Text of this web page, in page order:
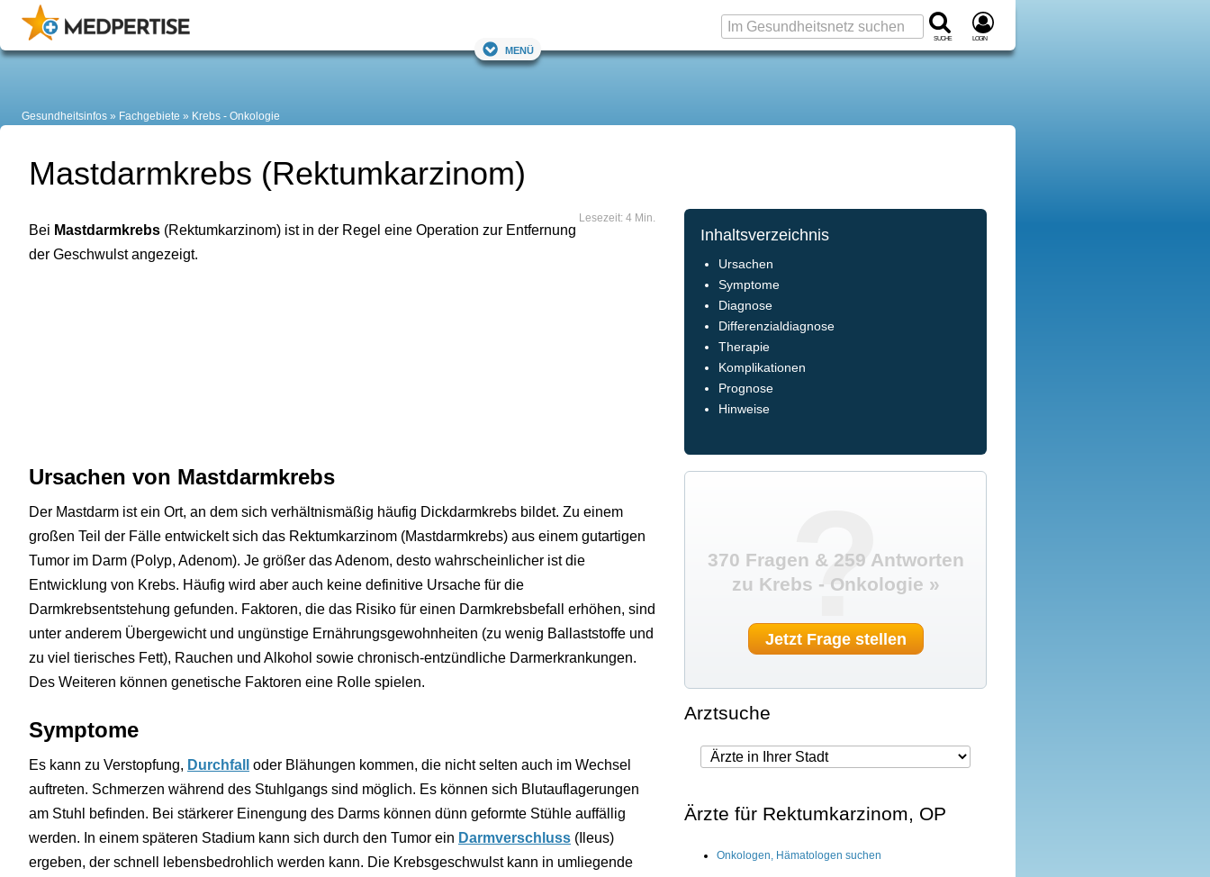
Suche Login
Menü
Gesundheitsinfos Fachgebiete Krebs - Onkologie
Mastdarmkrebs (Rektumkarzinom)
Lesezeit: 4 Min.
Bei Mastdarmkrebs (Rektumkarzinom) ist in der Regel eine Operation zur Entfernung
der Geschwulst angezeigt.
Ursachen von Mastdarmkrebs
Der Mastdarm ist ein Ort, an dem sich verhältnismäßig häufig Dickdarmkrebs bildet. Zu einem
großen Teil der Fälle entwickelt sich das Rektumkarzinom (Mastdarmkrebs) aus einem gutartigen
Tumor im Darm (Polyp, Adenom). Je größer das Adenom, desto wahrscheinlicher ist die
Entwicklung von Krebs. Häufig wird aber auch keine definitive Ursache für die
Darmkrebsentstehung gefunden. Faktoren, die das Risiko für einen Darmkrebsbefall erhöhen, sind
unter anderem Übergewicht und ungünstige Ernährungsgewohnheiten (zu wenig Ballaststoffe und
zu viel tierisches Fett), Rauchen und Alkohol sowie chronisch-entzündliche Darmerkrankungen.
Des Weiteren können genetische Faktoren eine Rolle spielen.
Symptome
Es kann zu Verstopfung, Durchfall
oder Blähungen kommen, die nicht selten auch im Wechsel
auftreten. Schmerzen während des Stuhlgangs sind möglich. Es können sich Blutauflagerungen
am Stuhl befinden. Bei stärkerer Einengung des Darms können dünn geformte Stühle auffällig
werden. In einem späteren Stadium kann sich durch den Tumor ein Darmverschluss (Ileus)
ergeben, der schnell lebensbedrohlich werden kann. Die Krebsgeschwulst kann in umliegende
Inhaltsverzeichnis
Ursachen
Symptome
Diagnose
Differenzialdiagnose
Therapie
Komplikationen
Prognose
Hinweise
?
370 Fragen & 259 Antworten
zu Krebs - Onkologie »
Jetzt Frage stellen
Arztsuche
Ärzte für Rektumkarzinom, OP
Onkologen, Hämatologen suchen